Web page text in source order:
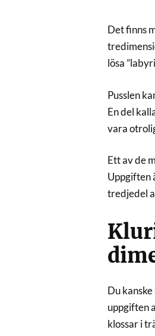
Det finns
lösa
Pusslen
En del
vara
Ett av de
Uppgiften
tredjedel
Du
uppgiften
klossar i